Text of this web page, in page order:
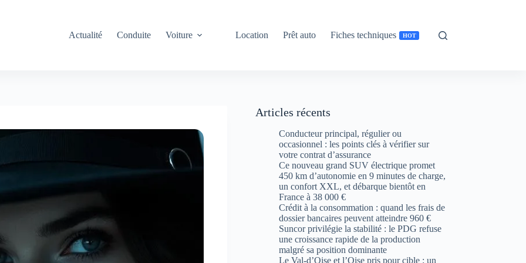
Actualité Conduite Voiture Location Prêt auto Fiches techniques HOT
Articles récents
Conducteur principal, régulier ou
occasionnel : les points clés à vérifier sur
votre contrat d’assurance
Ce nouveau grand SUV électrique promet
450 km d’autonomie en 9 minutes de charge,
un confort XXL, et débarque bientôt en
France à 38 000 €
Crédit à la consommation : quand les frais de
dossier bancaires peuvent atteindre 960 €
Suncor privilégie la stabilité : le PDG refuse
une croissance rapide de la production
malgré sa position dominante
Le Val-d’Oise et l’Oise pris pour cible : un